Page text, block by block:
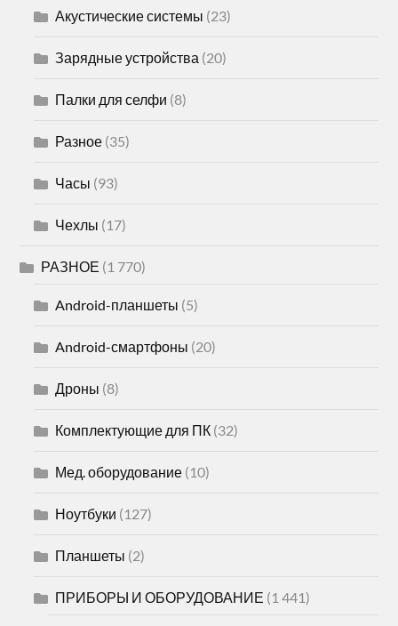
Акустические системы (23)
Зарядные устройства (20)
Палки для селфи (8)
Разное (35)
Часы (93)
Чехлы (17)
РАЗНОЕ (1 770)
Android-планшеты (5)
Android-смартфоны (20)
Дроны (8)
Комплектующие для ПК (32)
Мед. оборудование (10)
Ноутбуки (127)
Планшеты (2)
ПРИБОРЫ И ОБОРУДОВАНИЕ (1 441)